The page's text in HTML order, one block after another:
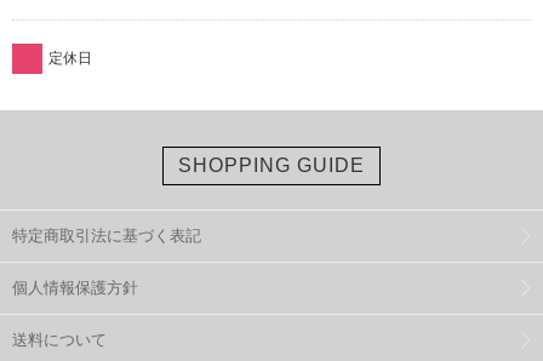
定休日
SHOPPING GUIDE
特定商取引法に基づく表記
個人情報保護方針
送料について